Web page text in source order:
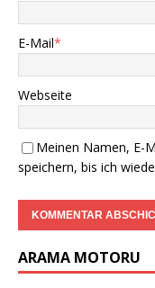
E-Mail*
Webseite
Meinen Namen, E-
speichern, bis ich
ARAMA MOTORU